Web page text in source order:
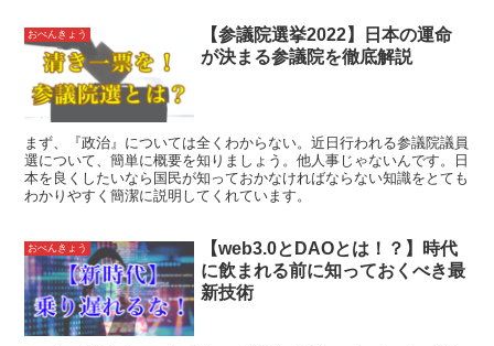
おべんきょう
【参議院選挙2022】日本の運命
が決まる参議院を徹底解説
まず、『政治』については全くわからない。近日行われる参議院議員
選について、簡単に概要を知りましょう。他人事じゃないんです。日
本を良くしたいなら国民が知っておかなければならない知識をとても
わかりやすく簡潔に説明してくれています。
おべんきょう
【web3.0とDAOとは！？】時代
に飲まれる前に知っておくべき最
新技術